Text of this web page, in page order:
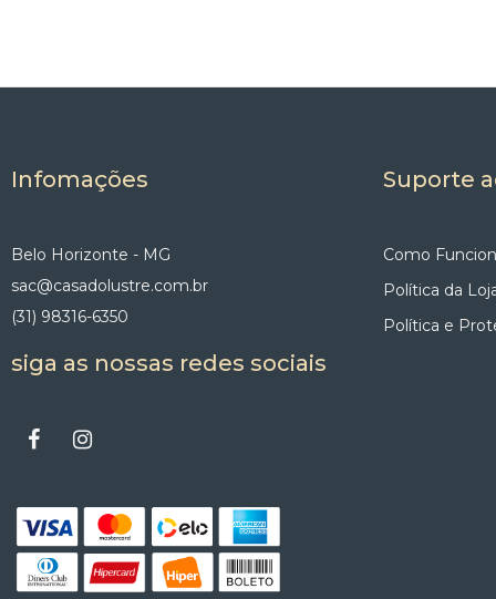
Infomações
Belo Horizonte - MG
sac@casadolustre.com.br
(31) 98316-6350
siga as nossas redes sociais
Suporte
Como
Política da
Política e